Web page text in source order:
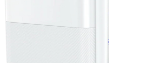
Alle telefoons